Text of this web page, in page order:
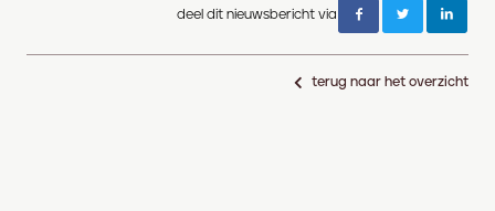
deel dit nieuwsbericht via
terug naar het overzicht